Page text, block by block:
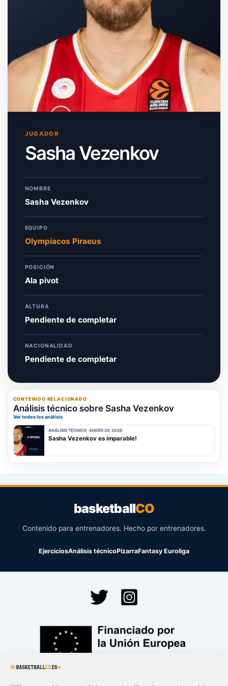
JUGADOR
Sasha Vezenkov
NOMBRE
Sasha Vezenkov
EQUIPO
Olympiacos Piraeus
POSICIÓN
Ala pivot
ALTURA
Pendiente de completar
NACIONALIDAD
Pendiente de completar
CONTENIDO RELACIONADO
Análisis técnico sobre Sasha Vezenkov
Ver todos los análisis
ANÁLISIS TÉCNICO · ENERO 29, 2026
Sasha Vezenkov es imparable!
basketballCO
Contenido para entrenadores. Hecho por entrenadores.
EjerciciosAnálisis técnicoPizarraFantasy Euroliga
Financiado por la Unión Europea – NextGenerationEU